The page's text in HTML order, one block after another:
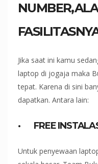
Jika saat ini kamu
laptop di jogaja maka
tepat. Karena di sini
dapatkan. Antara lain:
· FREE
Untuk penyewaan